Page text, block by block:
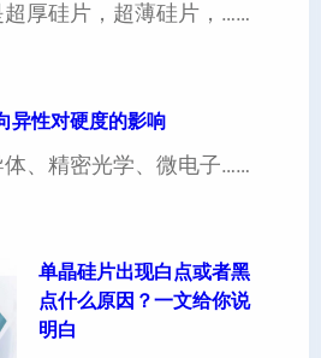
超厚硅片，超薄硅片，……
异性对硬度的影响
体、精密光学、微电子……
单晶硅片出现白点或者黑
点什么原因？一文给你说
明白